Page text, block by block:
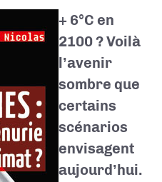
+ 6°C en
2100 ? Voilà
l’avenir
sombre que
certains
scénarios
envisagent
aujourd’hui.